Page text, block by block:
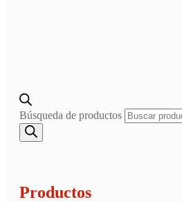
Búsqueda de productos
Productos